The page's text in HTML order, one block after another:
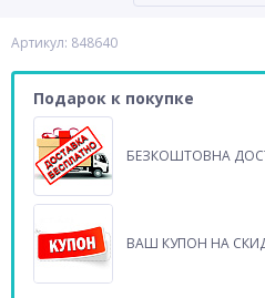
Артикул: 848640
Подарок к покупке
БЕЗКОШТОВНА
ВАШ КУПОН НА